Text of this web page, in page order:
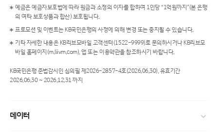
예금은 예금자보호법에 따라 원금과 소정의 이자를 합하여 1인당 “1억원까지”(본 은행
의 여타 보호상품과 합산) 보호됩니다.
프로모션 및 이벤트는 KB국민은행의 사정에 의해 변경 또는 중지될 수 있습니다.
기타 자세한 내용은 KB리브모바일 고객센터(1522-9999)로 문의하시거나 KB리브모
바일 홈페이지(m.liivm.com), 앱 또는 이용약관을 참조하시기 바랍니다.
KB국민은행 준법감시인 심의필 제2026-2857-4호(2026.06.30), 유효기간
2026.06.30 ~ 2026.12.31 까지
데이터